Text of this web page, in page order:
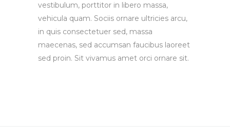
vestibulum, porttitor in libero massa,
vehicula quam. Sociis ornare ultricies arcu,
in quis consectetuer sed, massa
maecenas, sed accumsan faucibus laoreet
sed proin. Sit vivamus amet orci ornare sit.